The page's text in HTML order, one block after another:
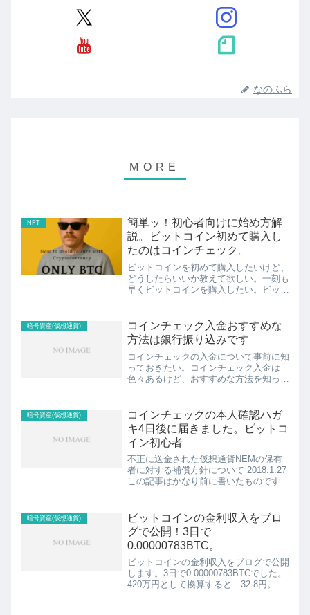
なのふら
NFT
簡単ッ！初心者向けに始め方解
説。ビットコイン初めて購入し
たのはコインチェック。
ビットコインを初めて購入したいけど、
どうしたらいいか教えて欲しい。一刻も
早くビットコインを購入したい。ビット
経験者から意見が聞きたい。こんなご要
望にお答えします。ビット...
暗号資産(仮想通貨)
コインチェック入金おすすめな
方法は銀行振り込みです
コインチェックの入金について事前に知
っておきたい。コインチェック入金は
色々あるけど、おすすめな方法を知って
な方法は銀行振り込みです。実際、ぼく
はコインチェックのヘビーユー...
暗号資産(仮想通貨)
コインチェックの本人確認ハガ
キ4日後に届きました。ビットコ
イン初心者
不正に送金された仮想通貨NEMの保有
者に対する補償方針について 2018.1.27
この記事はかなり前に書いたものです。
日後に届きました。ビットコイン初心者
6月6日の夜に...
暗号資産(仮想通貨)
ビットコインの金利収入をブロ
グで公開！3日で
0.00000783BTC。
ビットコインの金利収入をブログで公開
します。3日で0.00000783BTCでした。
420万円として換算すると 32.8円。